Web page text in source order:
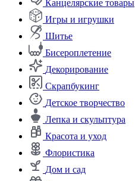
Канцелярские товары
Игры и игрушки
Шитье
Бисероплетение
Декорирование
Скрапбукинг
Детское творчество
Лепка и скульптура
Красота и уход
Флористика
Дом и сад